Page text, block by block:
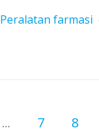
Peralatan farmasi
... 7 8